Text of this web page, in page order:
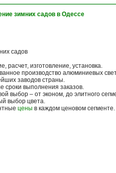
зимних садов в Одессе
садов
расчет, изготовление, установка.
производство алюминиевых
заводов страны.
сроки выполнения заказов.
выбор – от эконом, до элитного
выбор цвета.
цены в каждом ценовом сегменте.